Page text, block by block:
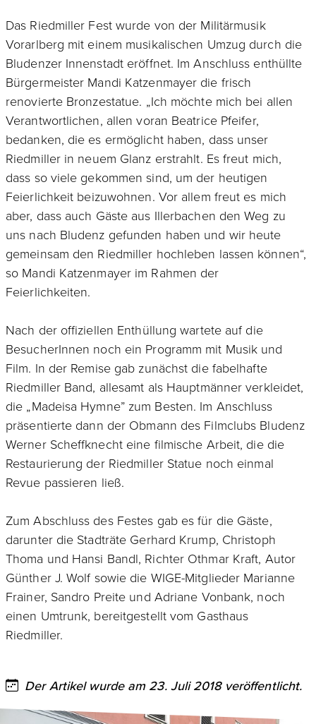
Das Riedmiller Fest wurde von der Militärmusik
Vorarlberg mit einem musikalischen Umzug durch die
Bludenzer Innenstadt eröffnet. Im Anschluss enthüllte
Bürgermeister Mandi Katzenmayer die frisch
renovierte Bronzestatue. „Ich möchte mich bei allen
Verantwortlichen, allen voran Beatrice Pfeifer,
bedanken, die es ermöglicht haben, dass unser
Riedmiller in neuem Glanz erstrahlt. Es freut mich,
dass so viele gekommen sind, um der heutigen
Feierlichkeit beizuwohnen. Vor allem freut es mich
aber, dass auch Gäste aus Illerbachen den Weg zu
uns nach Bludenz gefunden haben und wir heute
gemeinsam den Riedmiller hochleben lassen können“,
so Mandi Katzenmayer im Rahmen der
Feierlichkeiten.
Nach der offiziellen Enthüllung wartete auf die
BesucherInnen noch ein Programm mit Musik und
Film. In der Remise gab zunächst die fabelhafte
Riedmiller Band, allesamt als Hauptmänner verkleidet,
die „Madeisa Hymne” zum Besten. Im Anschluss
präsentierte dann der Obmann des Filmclubs Bludenz
Werner Scheffknecht eine filmische Arbeit, die die
Restaurierung der Riedmiller Statue noch einmal
Revue passieren ließ.
Zum Abschluss des Festes gab es für die Gäste,
darunter die Stadträte Gerhard Krump, Christoph
Thoma und Hansi Bandl, Richter Othmar Kraft, Autor
Günther J. Wolf sowie die WIGE-Mitglieder Marianne
Frainer, Sandro Preite und Adriane Vonbank, noch
einen Umtrunk, bereitgestellt vom Gasthaus
Riedmiller.
Der Artikel wurde am 23. Juli 2018 veröffentlicht.